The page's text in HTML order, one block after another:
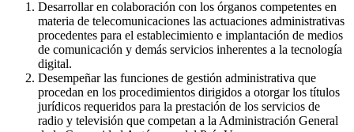
Desarrollar en colaboración con los órganos competentes en
materia de telecomunicaciones las actuaciones administrativas
procedentes para el establecimiento e implantación de medios
de comunicación y demás servicios inherentes a la tecnología
digital.
Desempeñar las funciones de gestión administrativa que
procedan en los procedimientos dirigidos a otorgar los títulos
jurídicos requeridos para la prestación de los servicios de
radio y televisión que competan a la Administración General